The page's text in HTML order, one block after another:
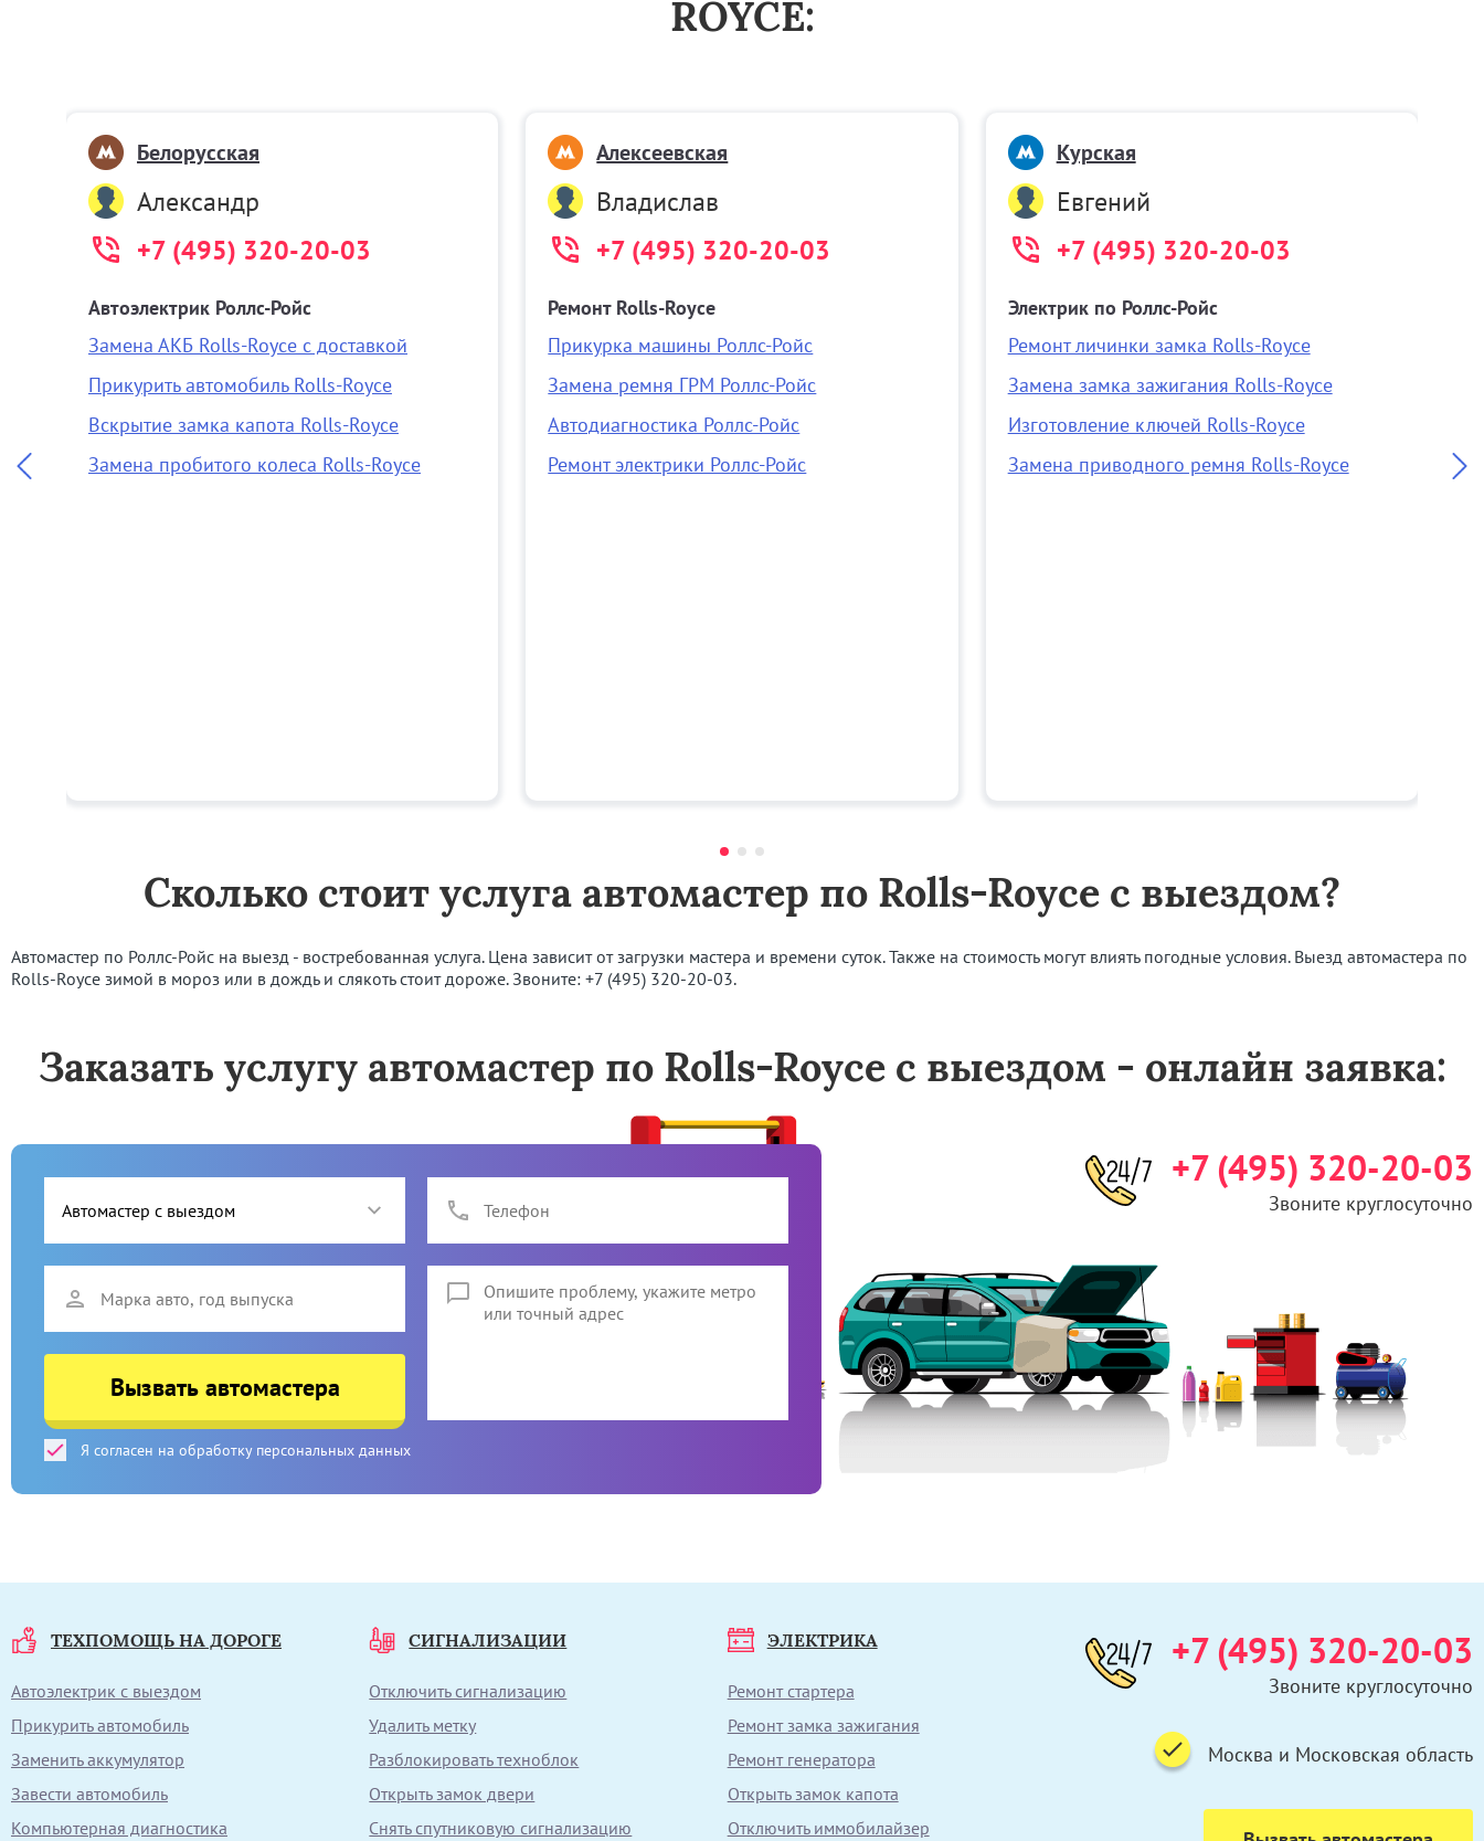
ROYCE:
Белорусская
Александр
+7 (495) 320-20-03
Автоэлектрик Роллс-Ройс
Замена АКБ Rolls-Royce с доставкой
Прикурить автомобиль Rolls-Royce
Вскрытие замка капота Rolls-Royce
Замена пробитого колеса Rolls-Royce
Алексеевская
Владислав
+7 (495) 320-20-03
Ремонт Rolls-Royce
Прикурка машины Роллс-Ройс
Замена ремня ГРМ Роллс-Ройс
Автодиагностика Роллс-Ройс
Ремонт электрики Роллс-Ройс
Курская
Евгений
+7 (495) 320-20-03
Электрик по Роллс-Ройс
Ремонт личинки замка Rolls-Royce
Замена замка зажигания Rolls-Royce
Изготовление ключей Rolls-Royce
Замена приводного ремня Rolls-Royce
Сколько стоит услуга автомастер по Rolls-Royce с выездом?
Автомастер по Роллс-Ройс на выезд - востребованная услуга. Цена зависит от загрузки мастера и времени суток. Также на стоимость могут влиять погодные условия. Выезд автомастера по
Rolls-Royce зимой в мороз или в дождь и слякоть стоит дороже. Звоните: +7 (495) 320-20-03.
Заказать услугу автомастер по Rolls-Royce с выездом - онлайн заявка:
Вызвать автомастера
Я согласен на обработку персональных данных
+7 (495) 320-20-03
Звоните круглосуточно
ТЕХПОМОЩЬ НА ДОРОГЕ
Автоэлектрик с выездом
Прикурить автомобиль
Заменить аккумулятор
Завести автомобиль
Компьютерная диагностика
СИГНАЛИЗАЦИИ
Отключить сигнализацию
Удалить метку
Разблокировать техноблок
Открыть замок двери
Снять спутниковую сигнализацию
ЭЛЕКТРИКА
Ремонт стартера
Ремонт замка зажигания
Ремонт генератора
Открыть замок капота
Отключить иммобилайзер
+7 (495) 320-20-03
Звоните круглосуточно
Москва и Московская область